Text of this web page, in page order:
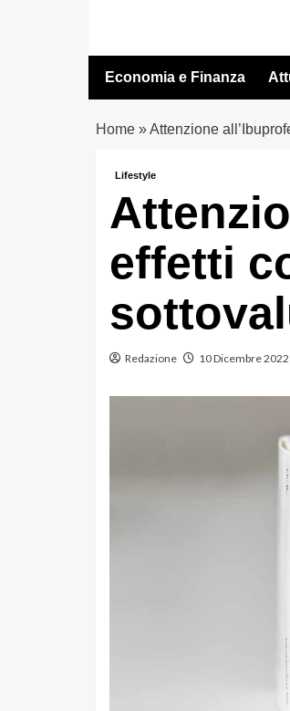
contenuto
Economia e Finanza
Home»Attenzione
Lifestyle
effetti
Redazione 10 Dicembre 2022